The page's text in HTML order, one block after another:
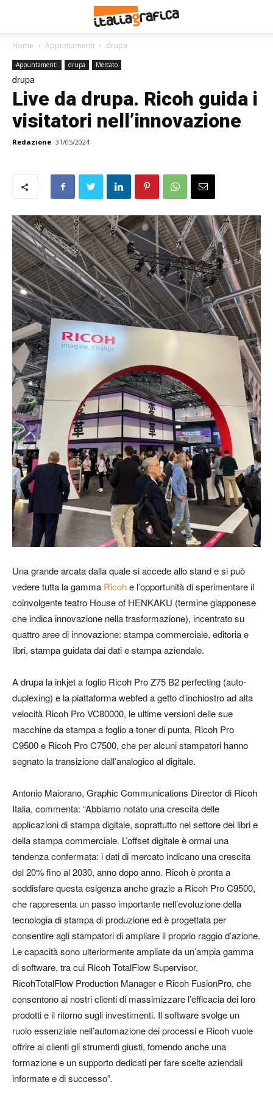
Home Appuntamenti drupa
Appuntamenti drupa Mercato
drupa
Live da drupa. Ricoh guida i
visitatori nell’innovazione
Redazione 31/05/2024
Una grande arcata dalla quale si accede allo stand e si può
vedere tutta la gamma Ricohe l’opportunità di sperimentare il
coinvolgente teatro House of HENKAKU (termine giapponese
che indica innovazione nella trasformazione), incentrato su
quattro aree di innovazione: stampa commerciale, editoria e
libri, stampa guidata dai dati e stampa aziendale.
A drupa la inkjet a foglio Ricoh Pro Z75 B2 perfecting (auto-
duplexing) e la piattaforma webfed a getto d’inchiostro ad alta
velocità Ricoh Pro VC80000, le ultime versioni delle sue
macchine da stampa a foglio a toner di punta, Ricoh Pro
C9500 e Ricoh Pro C7500, che per alcuni stampatori hanno
segnato la transizione dall’analogico al digitale.
Antonio Maiorano, Graphic Communications Director di Ricoh
Italia, commenta: “Abbiamo notato una crescita delle
applicazioni di stampa digitale, soprattutto nel settore dei libri e
della stampa commerciale. L’offset digitale è ormai una
tendenza confermata: i dati di mercato indicano una crescita
del 20% fino al 2030, anno dopo anno. Ricoh è pronta a
soddisfare questa esigenza anche grazie a Ricoh Pro C9500,
che rappresenta un passo importante nell’evoluzione della
tecnologia di stampa di produzione ed è progettata per
consentire agli stampatori di ampliare il proprio raggio d’azione.
Le capacità sono ulteriormente ampliate da un’ampia gamma
di software, tra cui Ricoh TotalFlow Supervisor,
RicohTotalFlow Production Manager e Ricoh FusionPro, che
consentono ai nostri clienti di massimizzare l’efficacia dei loro
prodotti e il ritorno sugli investimenti. Il software svolge un
ruolo essenziale nell’automazione dei processi e Ricoh vuole
offrire ai clienti gli strumenti giusti, fornendo anche una
formazione e un supporto dedicati per fare scelte aziendali
informate e di successo”.